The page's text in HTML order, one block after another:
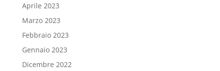
Aprile 2023
Marzo 2023
Febbraio 2023
Gennaio 2023
Dicembre 2022